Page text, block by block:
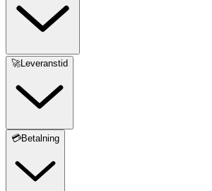
🚀Leveranstid
💳Betalning